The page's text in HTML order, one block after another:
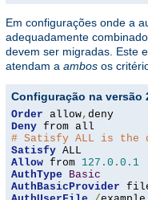
Em configurações onde a
adequadamente
devem ser migradas. Este
atendam a ambos os
Configuração na versão
Order allow,
Deny
# Satisfy ALL is the
Satisfy
Allow from 127.0 . 0.1
AuthType
Basic
AuthBasicProvider